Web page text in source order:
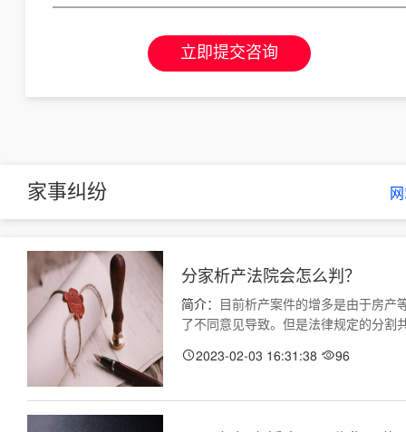
立即提交咨询
家事纠纷
分家析产法院会怎么判？
简介：
目前析产案件的增多是由于房产
了不同意见导致。但是法律规定的分割
2023-02-03 16:31:38 96